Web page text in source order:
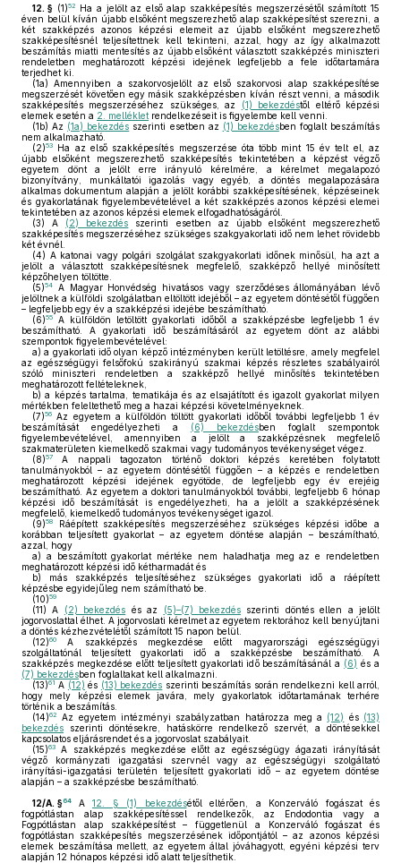
12. § (1)52
Ha a jelölt az első alap szakképesítés megszerzésétől számított 15
éven belül kíván újabb elsőként megszerezhető alap szakképesítést szerezni, a
két szakképzés azonos képzési elemeit az újabb elsőként megszerezhető
szakképesítésnél teljesítettnek kell tekinteni, azzal, hogy az így alkalmazott
beszámítás miatti mentesítés az újabb elsőként választott szakképzés miniszteri
rendeletben meghatározott képzési idejének legfeljebb a fele időtartamára
terjedhet ki.
(1a) Amennyiben a szakorvosjelölt az első szakorvosi alap szakképesítése
megszerzését követően egy másik szakképzésben kíván részt venni, a második
szakképesítés megszerzéséhez szükséges, az
(1) bekezdéstől eltérő képzési
elemek esetén a 2. melléklet rendelkezéseit is figyelembe kell venni.
(1b) Az (1a) bekezdés szerinti esetben az (1) bekezdésben foglalt beszámítás
nem alkalmazható.
(2)53
Ha az első szakképesítés megszerzése óta több mint 15 év telt el, az
újabb elsőként megszerezhető szakképesítés tekintetében a képzést végző
egyetem dönt a jelölt erre irányuló kérelmére, a kérelmet megalapozó
bizonyítvány, munkáltatói igazolás vagy egyéb, a döntés megalapozására
alkalmas dokumentum alapján a jelölt korábbi szakképesítésének, képzéseinek
és gyakorlatának figyelembevételével a két szakképzés azonos képzési elemei
tekintetében az azonos képzési elemek elfogadhatóságáról.
(3) A (2) bekezdés szerinti esetben az újabb elsőként megszerezhető
szakképesítés megszerzéséhez szükséges szakgyakorlati idő nem lehet rövidebb
két évnél.
(4) A katonai vagy polgári szolgálat szakgyakorlati időnek minősül, ha azt a
jelölt a választott szakképesítésnek megfelelő, szakképző hellyé minősített
képzőhelyen töltötte.
(5)54
A Magyar Honvédség hivatásos vagy szerződéses állományában lévő
jelöltnek a külföldi szolgálatban eltöltött idejéből – az egyetem döntésétől függően
– legfeljebb egy év a szakképzési idejébe beszámítható.
(6)55
A külföldön letöltött gyakorlati időből a szakképzésbe legfeljebb 1 év
beszámítható. A gyakorlati idő beszámításáról az egyetem dönt az alábbi
szempontok figyelembevételével:
a) a gyakorlati idő olyan képző intézményben került letöltésre, amely megfelel
az egészségügyi felsőfokú szakirányú szakmai képzés részletes szabályairól
szóló miniszteri rendeletben a szakképző hellyé minősítés tekintetében
meghatározott feltételeknek,
b) a képzés tartalma, tematikája és az elsajátított és igazolt gyakorlat milyen
mértékben feleltethető meg a hazai képzési követelményeknek.
(7)56 Az egyetem a külföldön töltött gyakorlati időből további legfeljebb 1 év
beszámítását engedélyezheti a (6) bekezdésben foglalt szempontok
figyelembevételével, amennyiben a jelölt a szakképzésnek megfelelő
szakmaterületen kiemelkedő szakmai vagy tudományos tevékenységet végez.
(8)57
A nappali tagozaton történő doktori képzés keretében folytatott
tanulmányokból – az egyetem döntésétől függően – a képzés e rendeletben
meghatározott képzési idejének egyötöde, de legfeljebb egy év erejéig
beszámítható. Az egyetem a doktori tanulmányokból további, legfeljebb 6 hónap
képzési idő beszámítását is engedélyezheti, ha a jelölt a szakképzésének
megfelelő, kiemelkedő tudományos tevékenységet igazol.
(9)58
Ráépített szakképesítés megszerzéséhez szükséges képzési időbe a
korábban teljesített gyakorlat – az egyetem döntése alapján – beszámítható,
azzal, hogy
a) a beszámított gyakorlat mértéke nem haladhatja meg az e rendeletben
meghatározott képzési idő kétharmadát és
b) más szakképzés teljesítéséhez szükséges gyakorlati idő a ráépített
képzésbe egyidejűleg nem számítható be.
(10)59
(11) A (2) bekezdés és az (5)–(7) bekezdésszerinti döntés ellen a jelölt
jogorvoslattal élhet. A jogorvoslati kérelmet az egyetem rektorához kell benyújtani
a döntés kézhezvételétől számított 15 napon belül.
(12)60
A szakképzés megkezdése előtt magyarországi egészségügyi
szolgáltatónál teljesített gyakorlati idő a szakképzésbe beszámítható. A
szakképzés megkezdése előtt teljesített gyakorlati idő beszámításánál a (6) és a
(7) bekezdésben foglaltakat kell alkalmazni.
(13)61 A (12) és (13) bekezdés szerinti beszámítás során rendelkezni kell arról,
hogy mely képzési elemek javára, mely gyakorlatok időtartamának terhére
történik a beszámítás.
(14)62 Az egyetem intézményi szabályzatban határozza meg a (12) és (13)
bekezdés szerinti döntésekre, hatáskörre rendelkező szervét, a döntésekkel
kapcsolatos eljárásrendet és a jogorvoslat szabályait.
(15)63
A szakképzés megkezdése előtt az egészségügy ágazati irányítását
végző kormányzati igazgatási szervnél vagy az egészségügyi szolgáltató
irányítási-igazgatási területén teljesített gyakorlati idő – az egyetem döntése
alapján – a szakképzésbe beszámítható.
12/A. §64 A 12. § (1) bekezdésétől eltérően, a Konzerváló fogászat és
fogpótlástan alap szakképesítéssel rendelkezők, az Endodontia vagy a
Fogpótlástan alap szakképesítést – függetlenül a Konzerváló fogászat és
fogpótlástan szakképesítés megszerzésének időpontjától – az azonos képzési
elemek beszámítása mellett, az egyetem által jóváhagyott, egyéni képzési terv
alapján 12 hónapos képzési idő alatt teljesíthetik.